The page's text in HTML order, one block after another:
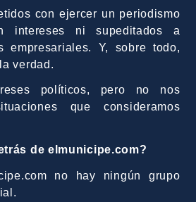
con ejercer un periodismo
intereses ni supeditados a
empresariales. Y, sobre todo,
verdad.
políticos, pero no nos
que consideramos
de elmunicipe.com?
no hay ningún grupo